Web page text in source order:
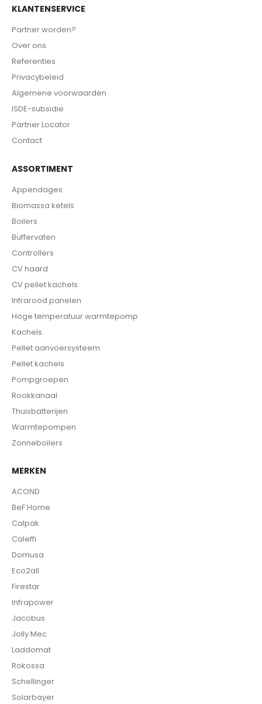
KLANTENSERVICE
Partner worden?
Over ons
Referenties
Privacybeleid
Algemene voorwaarden
ISDE-subsidie
Partner Locator
Contact
ASSORTIMENT
Appendages
Biomassa ketels
Boilers
Buffervaten
Controllers
CV haard
CV pellet kachels
Infrarood panelen
Hoge temperatuur warmtepomp
Kachels
Pellet aanvoersysteem
Pellet kachels
Pompgroepen
Rookkanaal
Thuisbatterijen
Warmtepompen
Zonneboilers
MERKEN
ACOND
BeF Home
Calpak
Caleffi
Domusa
Eco2all
Firestar
Infrapower
Jacobus
Jolly Mec
Laddomat
Rokossa
Schellinger
Solarbayer